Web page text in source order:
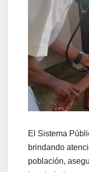
El Sistema
brindando
población,